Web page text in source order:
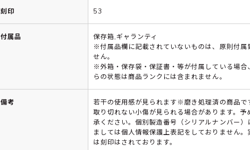
刻印 53
付属品
保存箱,ギャランティ
※付属品欄に記載されていないものは、原則付属
せん。
※外箱・保存袋・保証書・等が付属している場合
らの状態は商品ランクには含まれません。
備考
若干の使用感が見られます※磨き処理済の商品で
取り切れない小傷が見られる場合があります。予
承ください。個別製造番号（シリアルナンバー）
ましては個人情報保護上表記をしておりません。
は刻印はされております。